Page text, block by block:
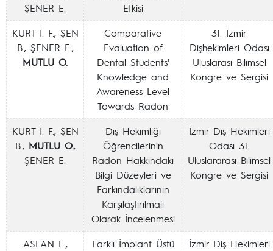
ŞENER E.
Etkisi
KURT İ. F., ŞEN
B., ŞENER E.,
MUTLU O.
Comparative
Evaluation of
Dental Students'
Knowledge and
Awareness Level
Towards Radon
31. İzmir
Dişhekimleri Odası
Uluslarası Bilimsel
Kongre ve Sergisi
KURT İ. F., ŞEN
B.,MUTLU O.,
ŞENER E.
Diş Hekimliği
Öğrencilerinin
Radon Hakkındaki
Bilgi Düzeyleri ve
Farkındalıklarının
Karşılaştırılmalı
Olarak İncelenmesi
İzmir Diş Hekimleri
Odası 31.
Uluslararası Bilimsel
Kongre ve Sergisi
ASLAN E.,
Farklı İmplant Üstü
İzmir Diş Hekimleri